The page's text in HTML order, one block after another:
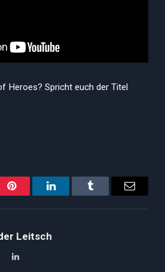
Heroes? Spricht euch der Titel
PinterestLinkedInTumblr Email
Leitsch
LinkedIn